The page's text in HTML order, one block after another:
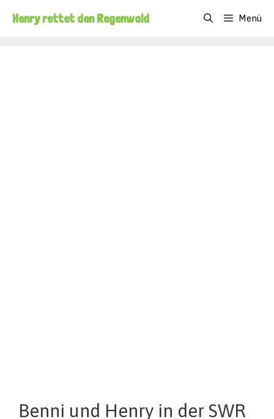
InhaltHenry rettet den Regenwald Menü
Benni und Henry in der SWR